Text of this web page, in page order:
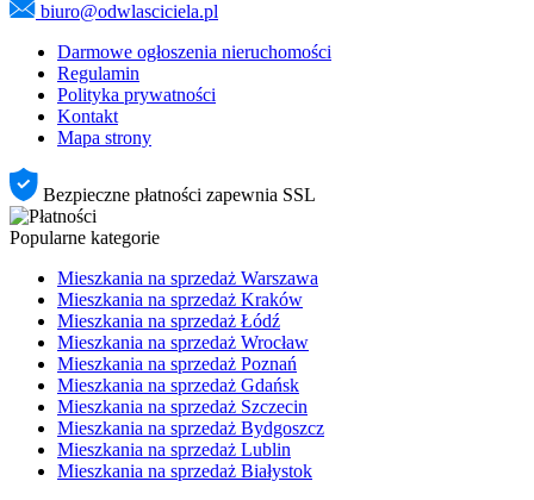
biuro@odwlasciciela.pl
Darmowe ogłoszenia nieruchomości
Regulamin
Polityka prywatności
Kontakt
Mapa strony
Bezpieczne płatności zapewnia SSL
Popularne kategorie
Mieszkania na sprzedaż Warszawa
Mieszkania na sprzedaż Kraków
Mieszkania na sprzedaż Łódź
Mieszkania na sprzedaż Wrocław
Mieszkania na sprzedaż Poznań
Mieszkania na sprzedaż Gdańsk
Mieszkania na sprzedaż Szczecin
Mieszkania na sprzedaż Bydgoszcz
Mieszkania na sprzedaż Lublin
Mieszkania na sprzedaż Białystok